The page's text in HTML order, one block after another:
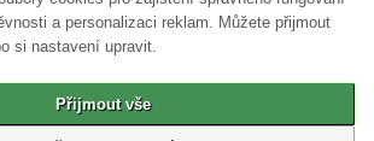
a personalizaci reklam. Můžete přijmout
si nastavení upravit.
Přijmout vše
Doprava zdarma Osobní odběr zdarma
Klasická verze stránek
© 2006 - 2026 GIGACOMPUTER a.s.